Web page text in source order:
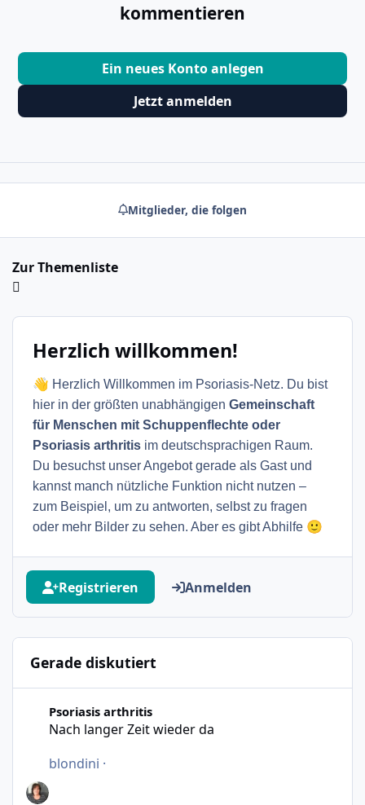
kommentieren
Ein neues Konto anlegen
Jetzt anmelden
Mitglieder, die folgen
Zur Themenliste
Herzlich willkommen!
👋 Herzlich Willkommen im Psoriasis-Netz. Du bist
hier in der größten unabhängigen Gemeinschaft
für Menschen mit Schuppenflechte oder
Psoriasis arthritis im deutschsprachigen Raum.
Du besuchst unser Angebot gerade als Gast und
kannst manch nützliche Funktion nicht nutzen –
zum Beispiel, um zu antworten, selbst zu fragen
oder mehr Bilder zu sehen. Aber es gibt Abhilfe 🙂
Registrieren Anmelden
Gerade diskutiert
Psoriasis arthritis
Nach langer Zeit wieder da
blondini ·